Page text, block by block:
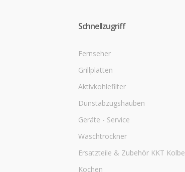
Schnellzugriff
Fernseher
Grillplatten
Aktivkohlefilter
Dunstabzugshauben
Geräte - Service
Waschtrockner
Ersatzteile & Zubehör KKT Kolbe
Kochen